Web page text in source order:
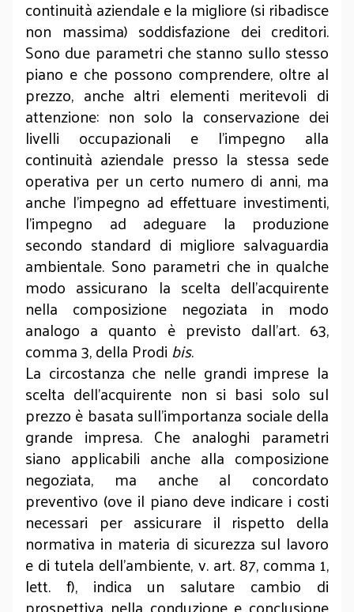
continuità aziendale e la migliore (si ribadisce
non massima) soddisfazione dei creditori.
Sono due parametri che stanno sullo stesso
piano e che possono comprendere, oltre al
prezzo, anche altri elementi meritevoli di
attenzione: non solo la conservazione dei
livelli occupazionali e l’impegno alla
continuità aziendale presso la stessa sede
operativa per un certo numero di anni, ma
anche l’impegno ad effettuare investimenti,
l’impegno ad adeguare la produzione
secondo standard di migliore salvaguardia
ambientale. Sono parametri che in qualche
modo assicurano la scelta dell’acquirente
nella composizione negoziata in modo
analogo a quanto è previsto dall’art. 63,
comma 3, della Prodibis.
La circostanza che nelle grandi imprese la
scelta dell’acquirente non si basi solo sul
prezzo è basata sull’importanza sociale della
grande impresa. Che analoghi parametri
siano applicabili anche alla composizione
negoziata, ma anche al concordato
preventivo (ove il piano deve indicare i costi
necessari per assicurare il rispetto della
normativa in materia di sicurezza sul lavoro
e di tutela dell’ambiente, v. art. 87, comma 1,
lett. f), indica un salutare cambio di